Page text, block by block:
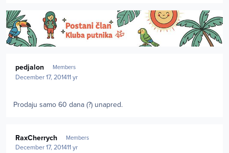
pedjalon Members
December 17, 201411 yr
Prodaju samo 60 dana (?) unapred.
RaxCherrych Members
December 17, 201411 yr